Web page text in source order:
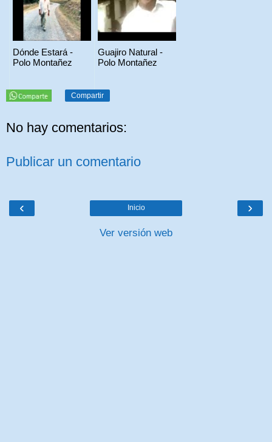
Dónde Estará -
Polo Montañez
Guajiro Natural -
Polo Montañez
Compartir
No hay comentarios:
Publicar un comentario
‹ ›
Inicio
Ver versión web